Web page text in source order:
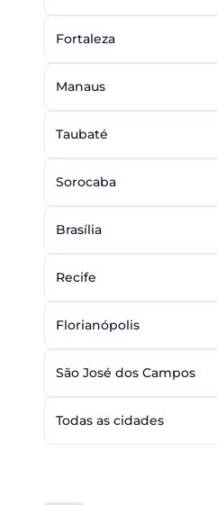
Fortaleza
Manaus
Taubaté
Sorocaba
Brasília
Recife
Florianópolis
São José dos Campos
Todas as cidades